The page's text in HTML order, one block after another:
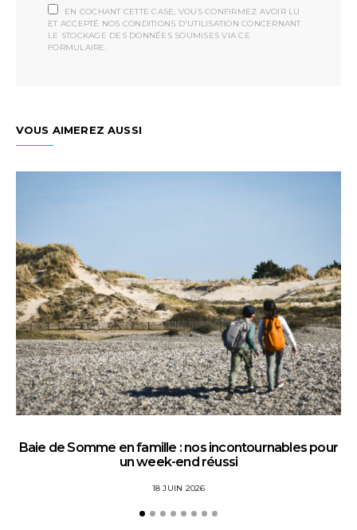
EN COCHANT CETTE CASE, VOUS CONFIRMEZ AVOIR LU
ET ACCEPTÉ NOS CONDITIONS D'UTILISATION CONCERNANT
LE STOCKAGE DES DONNÉES SOUMISES VIA CE
FORMULAIRE.
VOUS AIMEREZ AUSSI
Baie de Somme en famille : nos incontournables pour
un week-end réussi
18 JUIN 2026